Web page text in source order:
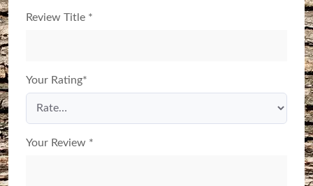
Review Title *
Your Rating*
Your Review *